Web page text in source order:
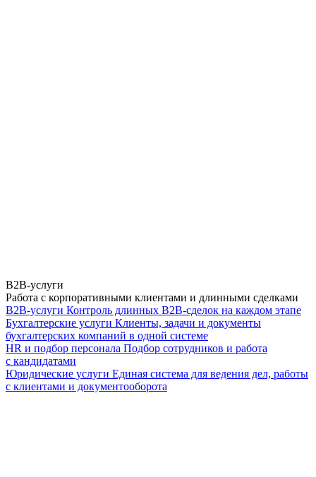
B2B-услуги
Работа с корпоративными клиентами и длинными сделками
B2B-услуги Контроль длинных B2B-сделок на каждом этапе
Бухгалтерские услуги Клиенты, задачи и документы
бухгалтерских компаний в одной системе
HR и подбор персонала Подбор сотрудников и работа
с кандидатами
Юридические услуги Единая система для ведения дел, работы
с клиентами и документооборота